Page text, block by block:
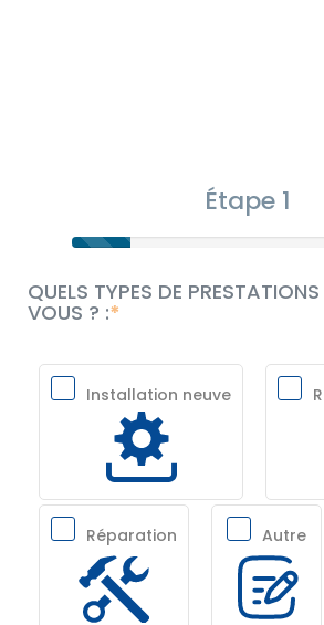
Étape 1
QUELS TYPES DE
VOUS ? :
Installation neuve
Réparation Autre